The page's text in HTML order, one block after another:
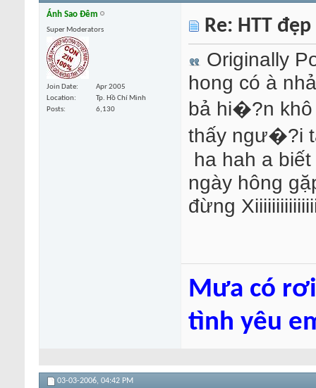
Ánh Sao Đêm
Super Moderators
Join Date
Apr 2005
Location
Tp. Hồ Chí Minh
Posts
6,130
Re: HTT
Originally
hong có à nhả
bả hi�?n khô
thấy ngư�?i
ha hah a
ngày hông
đừng
Mưa có
tình yêu
03-03-2006, 04:42 PM